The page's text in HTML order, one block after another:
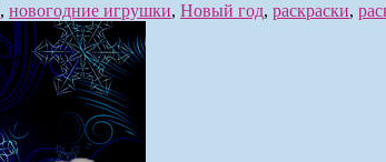
, новогодние игрушки, Новый год, раскраски,